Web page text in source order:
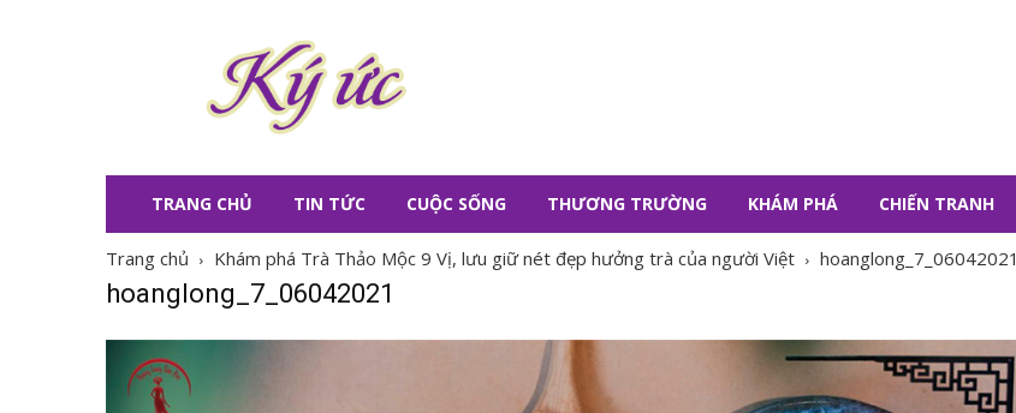
TRANG CHỦ TIN TỨC CUỘC SỐNG THƯƠNG TRƯỜNG KHÁM PHÁ CHIẾN TRANH
Trang chủ Khám phá Trà Thảo Mộc 9 Vị, lưu giữ nét đẹp hưởng trà của người Việt hoanglong_7_06042021
hoanglong_7_06042021